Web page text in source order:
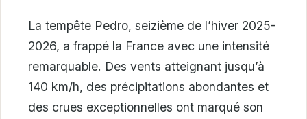
La tempête Pedro, seizième de l’hiver 2025-
2026, a frappé la France avec une intensité
remarquable. Des vents atteignant jusqu’à
140 km/h, des précipitations abondantes et
des crues exceptionnelles ont marqué son